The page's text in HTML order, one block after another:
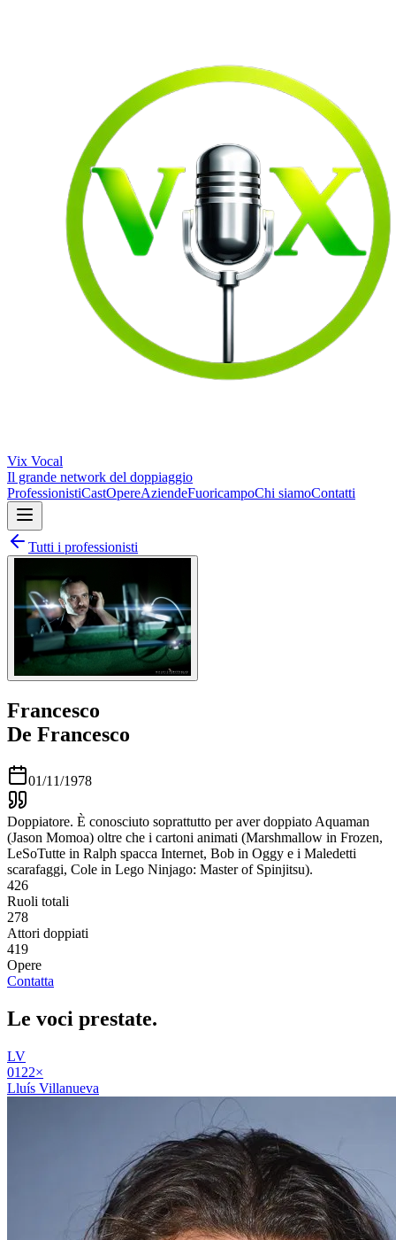
Vix Vocal
Il grande network del doppiaggio
ProfessionistiCastOpereAziendeFuoricampoChi siamoContatti
Tutti i professionisti
Francesco
De Francesco
01/11/1978
Doppiatore. È conosciuto soprattutto per aver doppiato Aquaman
(Jason Momoa) oltre che i cartoni animati (Marshmallow in Frozen,
LeSoTutte in Ralph spacca Internet, Bob in Oggy e i Maledetti
scarafaggi, Cole in Lego Ninjago: Master of Spinjitsu).
426
Ruoli totali
278
Attori doppiati
419
Opere
Contatta
Le voci prestate.
LV
01 22×
Lluís Villanueva